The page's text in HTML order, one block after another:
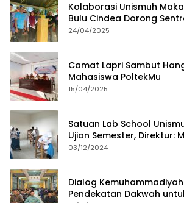
Kolaborasi Unismuh
Bulu Cindea Dorong
24/04/2025
Camat Lapri Sambut
Mahasiswa PoltekMu
15/04/2025
Satuan Lab School
Ujian Semester, Direktur:
Proses Pembelajaran
03/12/2024
Dialog
Pendekatan Dakwah